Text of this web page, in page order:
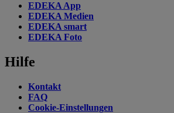
EDEKA App
EDEKA Medien
EDEKA smart
EDEKA Foto
Hilfe
Kontakt
FAQ
Cookie-Einstellungen